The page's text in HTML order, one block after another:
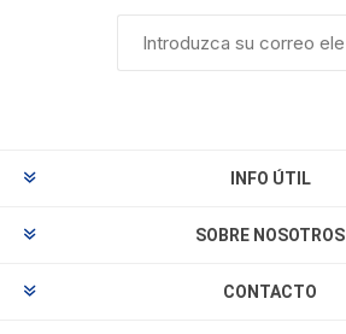
INFO ÚTIL
SOBRE NOSOTROS
CONTACTO